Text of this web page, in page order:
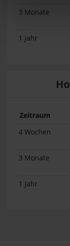
3 Monate
1 Jahr
Zeitraum
4 Wochen
3 Monate
1 Jahr